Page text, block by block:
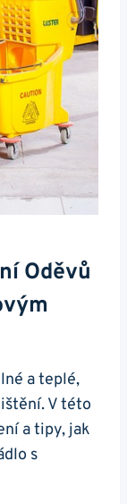
Oděvů
a teplé,
V této
a tipy, jak
s